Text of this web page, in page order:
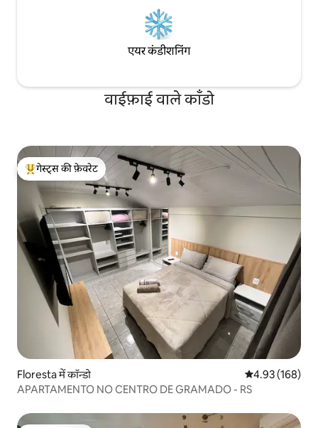
एयर कंडीशनिंग
वाईफ़ाई वाले काँडो
गेस्ट्स का टॉप फ़ेवरेट
गेस्ट्स की फ़ेवरेट
Floresta में कॉन्डो औसत रेटिंग 5 में से
4.93 (168)
APARTAMENTO NO CENTRO DE GRAMADO - RS